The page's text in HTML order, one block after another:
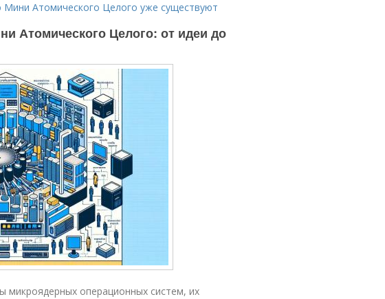
Атомического Целого уже существуют
Атомического Целого: от идеи до
микроядерных операционных систем, их